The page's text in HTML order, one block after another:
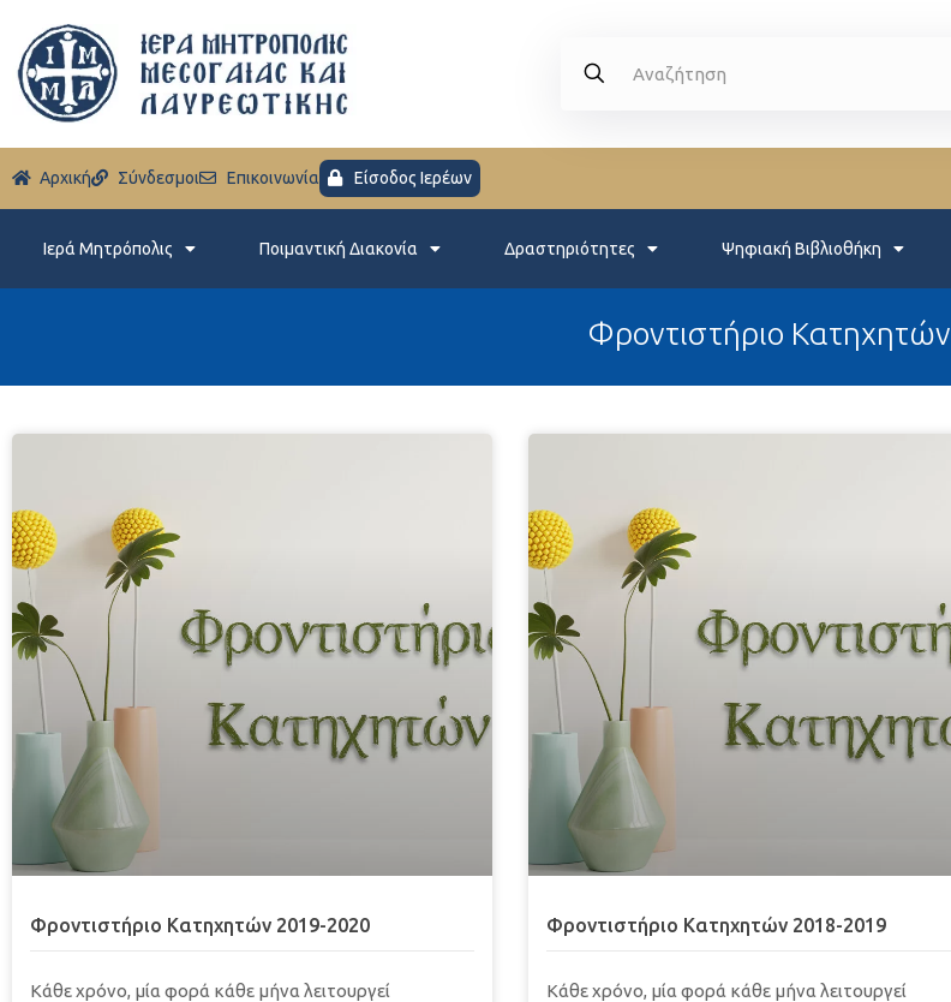
Aρχική Σύνδεσμοι Eπικοινωνία Είσοδος Ιερέων
Ιερά Μητρόπολις Ποιμαντική Διακονία Δραστηριότητες Ψηφιακή Βιβλιοθήκη
Φροντιστήριο Κατηχητών
Φροντιστήριο Κατηχητών 2019-2020
Κάθε χρόνο, μία φορά κάθε μήνα λειτουργεί
Φροντιστήριο Κατηχητών 2018-2019
Κάθε χρόνο, μία φορά κάθε μήνα λειτουργεί